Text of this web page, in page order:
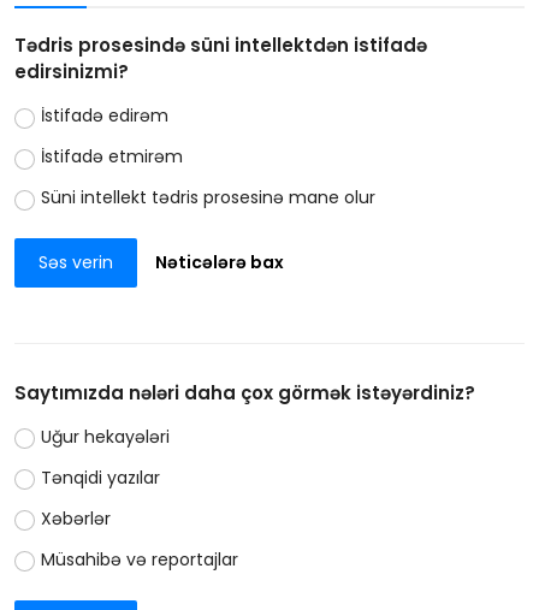
Tədris prosesində süni intellektdən istifadə
edirsinizmi?
İstifadə edirəm
İstifadə etmirəm
Süni intellekt tədris prosesinə mane olur
Səs verin Nəticələrə bax
Saytımızda nələri daha çox görmək istəyərdiniz?
Uğur hekayələri
Tənqidi yazılar
Xəbərlər
Müsahibə və reportajlar